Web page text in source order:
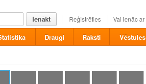
Ienākt Reģistrēties Vai ienāc ar
Draugi Raksti Vēstules